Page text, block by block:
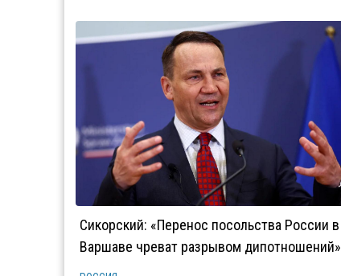
Сикорский: «Перенос посольства России в
Варшаве чреват разрывом дипотношений»